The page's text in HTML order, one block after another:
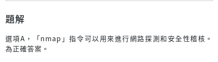
題解
選項A，「nmap」指令可以用來進行網路探測和安全性稽核。
為正確答案。